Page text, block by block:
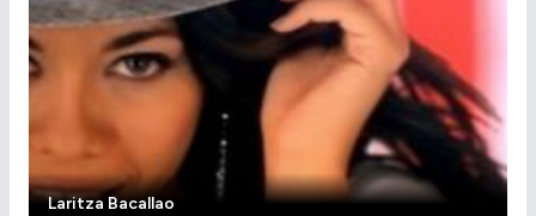
Laritza Bacallao